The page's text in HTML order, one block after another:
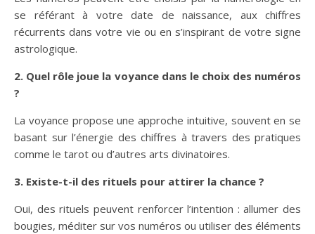
se référant à votre date de naissance, aux chiffres
récurrents dans votre vie ou en s’inspirant de votre signe
astrologique.
2. Quel rôle joue la voyance dans le choix des numéros
?
La voyance propose une approche intuitive, souvent en se
basant sur l’énergie des chiffres à travers des pratiques
comme le tarot ou d’autres arts divinatoires.
3. Existe-t-il des rituels pour attirer la chance ?
Oui, des rituels peuvent renforcer l’intention : allumer des
bougies, méditer sur vos numéros ou utiliser des éléments